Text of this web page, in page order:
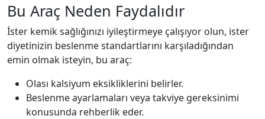
Bu Araç Neden Faydalıdır
İster kemik sağlığınızı iyileştirmeye çalışıyor olun, ister
diyetinizin beslenme standartlarını karşıladığından
emin olmak isteyin, bu araç:
Olası kalsiyum eksikliklerini belirler.
Beslenme ayarlamaları veya takviye gereksinimi
konusunda rehberlik eder.